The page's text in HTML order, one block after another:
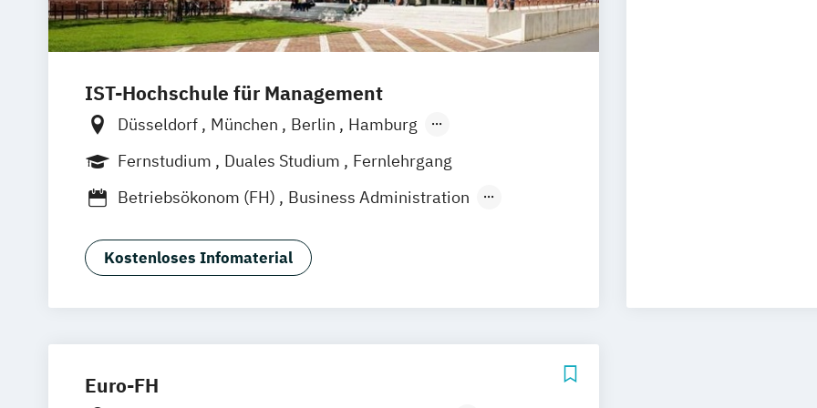
IST-Hochschule für Management
Düsseldorf München Berlin
Hamburg
Weil am Rhein
Frankfurt am Main Essen
Innsbruck
Fernstudium Duales Studium
Fernlehrgang
Betriebsökonom (FH)
Business Administration
Digitalisierungsmanagement
Hotel- und Tourismusmarketing
Kommunikation & Medienmanagement
Kommunikation & Medienmanagement (dual)
Kostenloses Infomaterial
Euro-FH